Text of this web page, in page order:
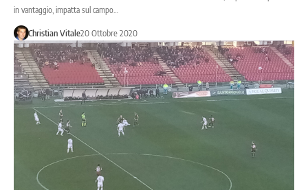
in vantaggio, impatta sul campo…
Christian Vitale20 Ottobre 2020